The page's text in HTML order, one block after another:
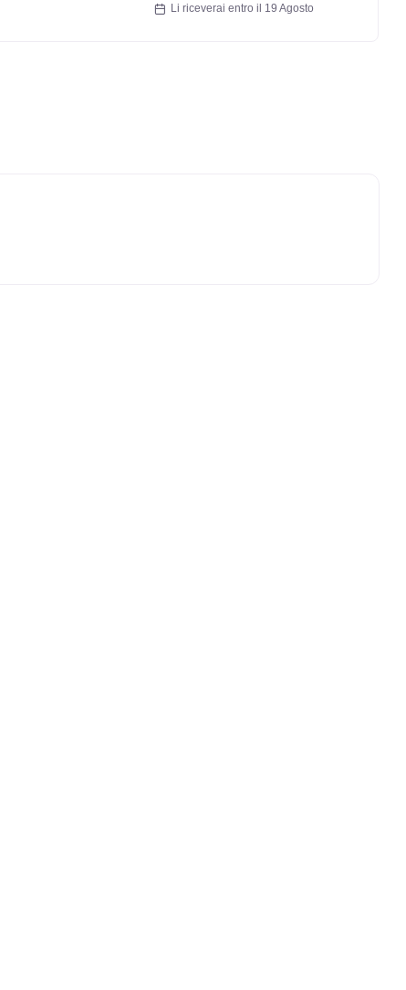
Li riceverai entro il 19 Agosto